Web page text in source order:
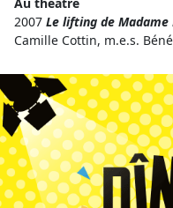
Au théâtre
2007 Le lifting de Madame
Camille Cottin, m.e.s.